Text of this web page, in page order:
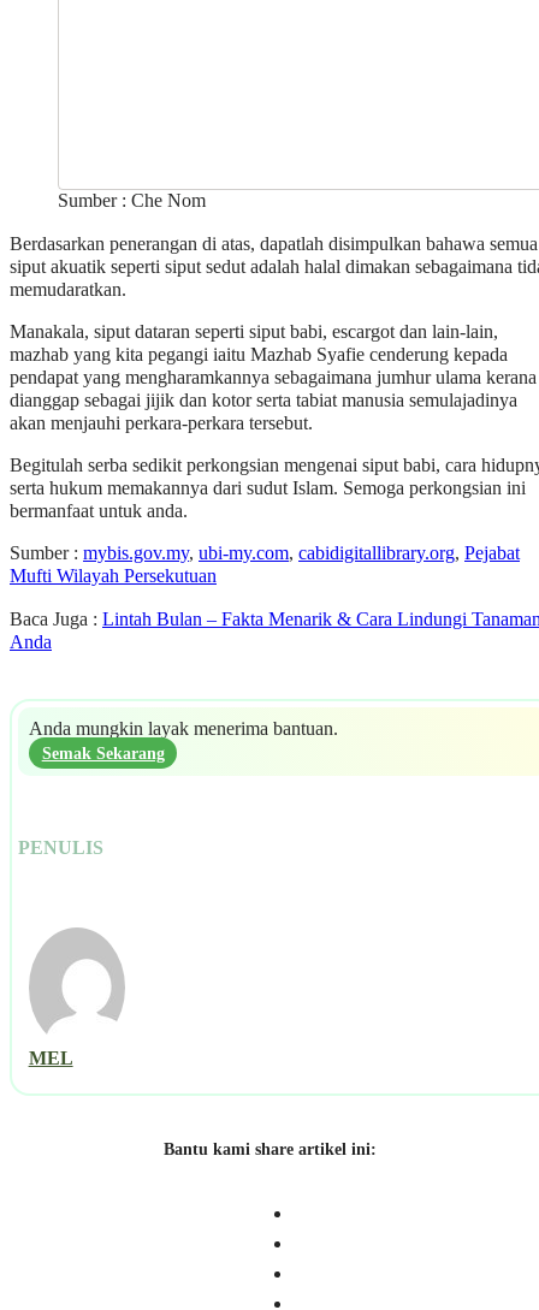
Sumber : Che Nom
Berdasarkan penerangan di atas, dapatlah disimpulkan bahawa semua
siput akuatik seperti siput sedut adalah halal dimakan sebagaimana
memudaratkan.
Manakala, siput dataran seperti siput babi, escargot dan lain-lain,
mazhab yang kita pegangi iaitu Mazhab Syafie cenderung kepada
pendapat yang mengharamkannya sebagaimana jumhur ulama
dianggap sebagai jijik dan kotor serta tabiat manusia semulajadinya
akan menjauhi perkara-perkara tersebut.
Begitulah serba sedikit perkongsian mengenai siput babi, cara
serta hukum memakannya dari sudut Islam. Semoga perkongsian ini
bermanfaat untuk anda.
Sumber : mybis.gov.my, ubi-my.com, cabidigitallibrary.org, Pejabat
Mufti Wilayah Persekutuan
Baca Juga : Lintah Bulan – Fakta Menarik & Cara Lindungi
Anda
Anda mungkin layak menerima bantuan.
Semak Sekarang
PENULIS
MEL
Bantu kami share artikel ini: